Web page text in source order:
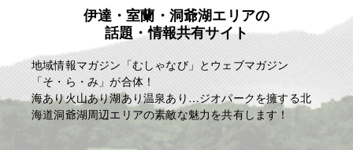
例として
一泊三食 ￥6750 税込み ￥7425
一泊二食 ￥6000 税込み ￥6600
一泊夕食 ￥5300 税込み ￥5830
一泊朝食 ￥4700 税込み ￥5170
となります
よろしくお願いいたします！
伊達・室蘭・洞爺湖エリアの
話題・情報共有サイト
地域情報マガジン「むしゃなび」とウェブマガジン
「そ・ら・み」が合体！
海あり火山あり湖あり温泉あり…ジオパークを擁する北
海道洞爺湖周辺エリアの素敵な魅力を共有します！